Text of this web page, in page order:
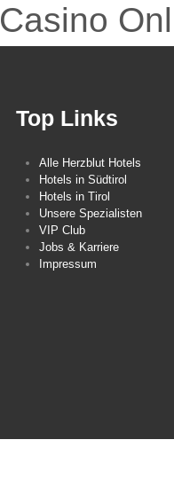
Casino
Top Links
Alle Herzblut Hotels
Hotels in Südtirol
Hotels in Tirol
Unsere Spezialisten
VIP Club
Jobs & Karriere
Impressum